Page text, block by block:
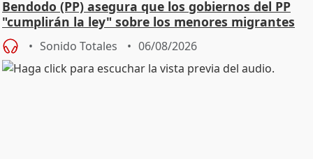
Bendodo (PP) asegura que los gobiernos del PP
"cumplirán la ley" sobre los menores migrantes
Sonido Totales 06/08/2026